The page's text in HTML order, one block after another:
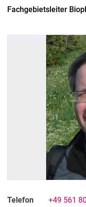
Forschungsschwerpunkte
Lehrveranstaltungen
Fachgebietsleiter
Telefon
+49 561